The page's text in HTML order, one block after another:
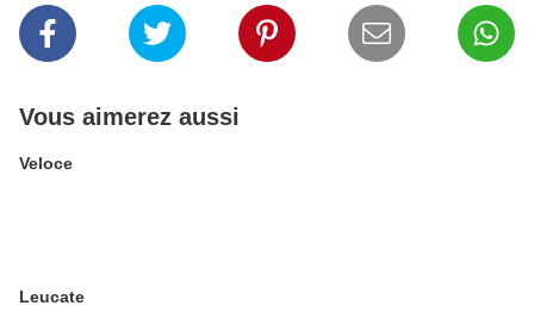
Vous aimerez aussi
Veloce
Leucate